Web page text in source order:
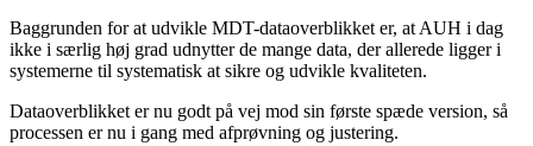
Baggrunden for at udvikle MDT-dataoverblikket er, at AUH i dag
ikke i særlig høj grad udnytter de mange data, der allerede ligger i
systemerne til systematisk at sikre og udvikle kvaliteten.
Dataoverblikket er nu godt på vej mod sin første spæde version, så
processen er nu i gang med afprøvning og justering.